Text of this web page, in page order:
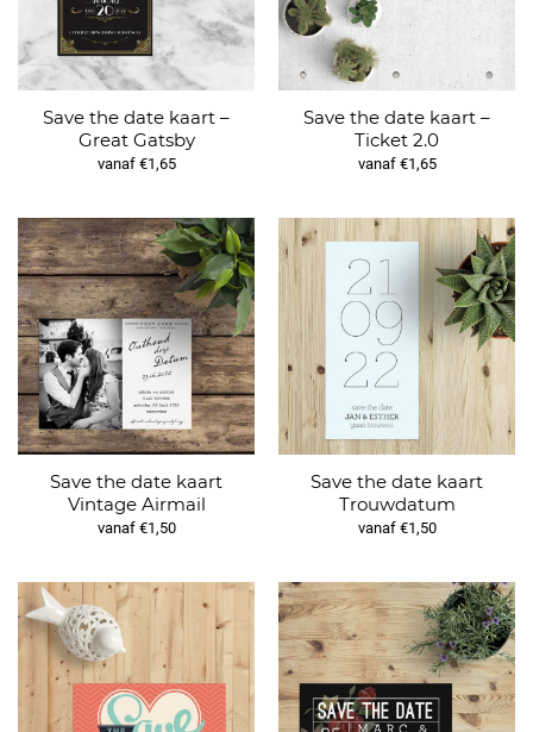
Save the date kaart –
Great Gatsby
vanaf €1,65
Save the date kaart –
Ticket 2.0
vanaf €1,65
Save the date kaart
Vintage Airmail
vanaf €1,50
Save the date kaart
Trouwdatum
vanaf €1,50